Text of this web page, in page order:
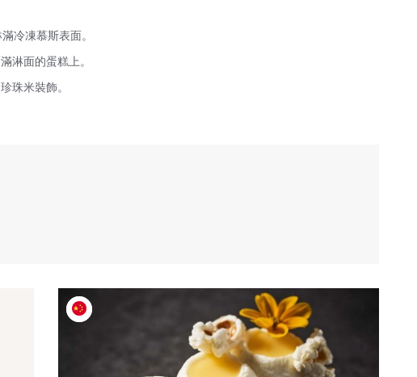
冷凍慕斯表面。
淋面的蛋糕上。
珠米裝飾。